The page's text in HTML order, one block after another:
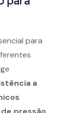
para
a